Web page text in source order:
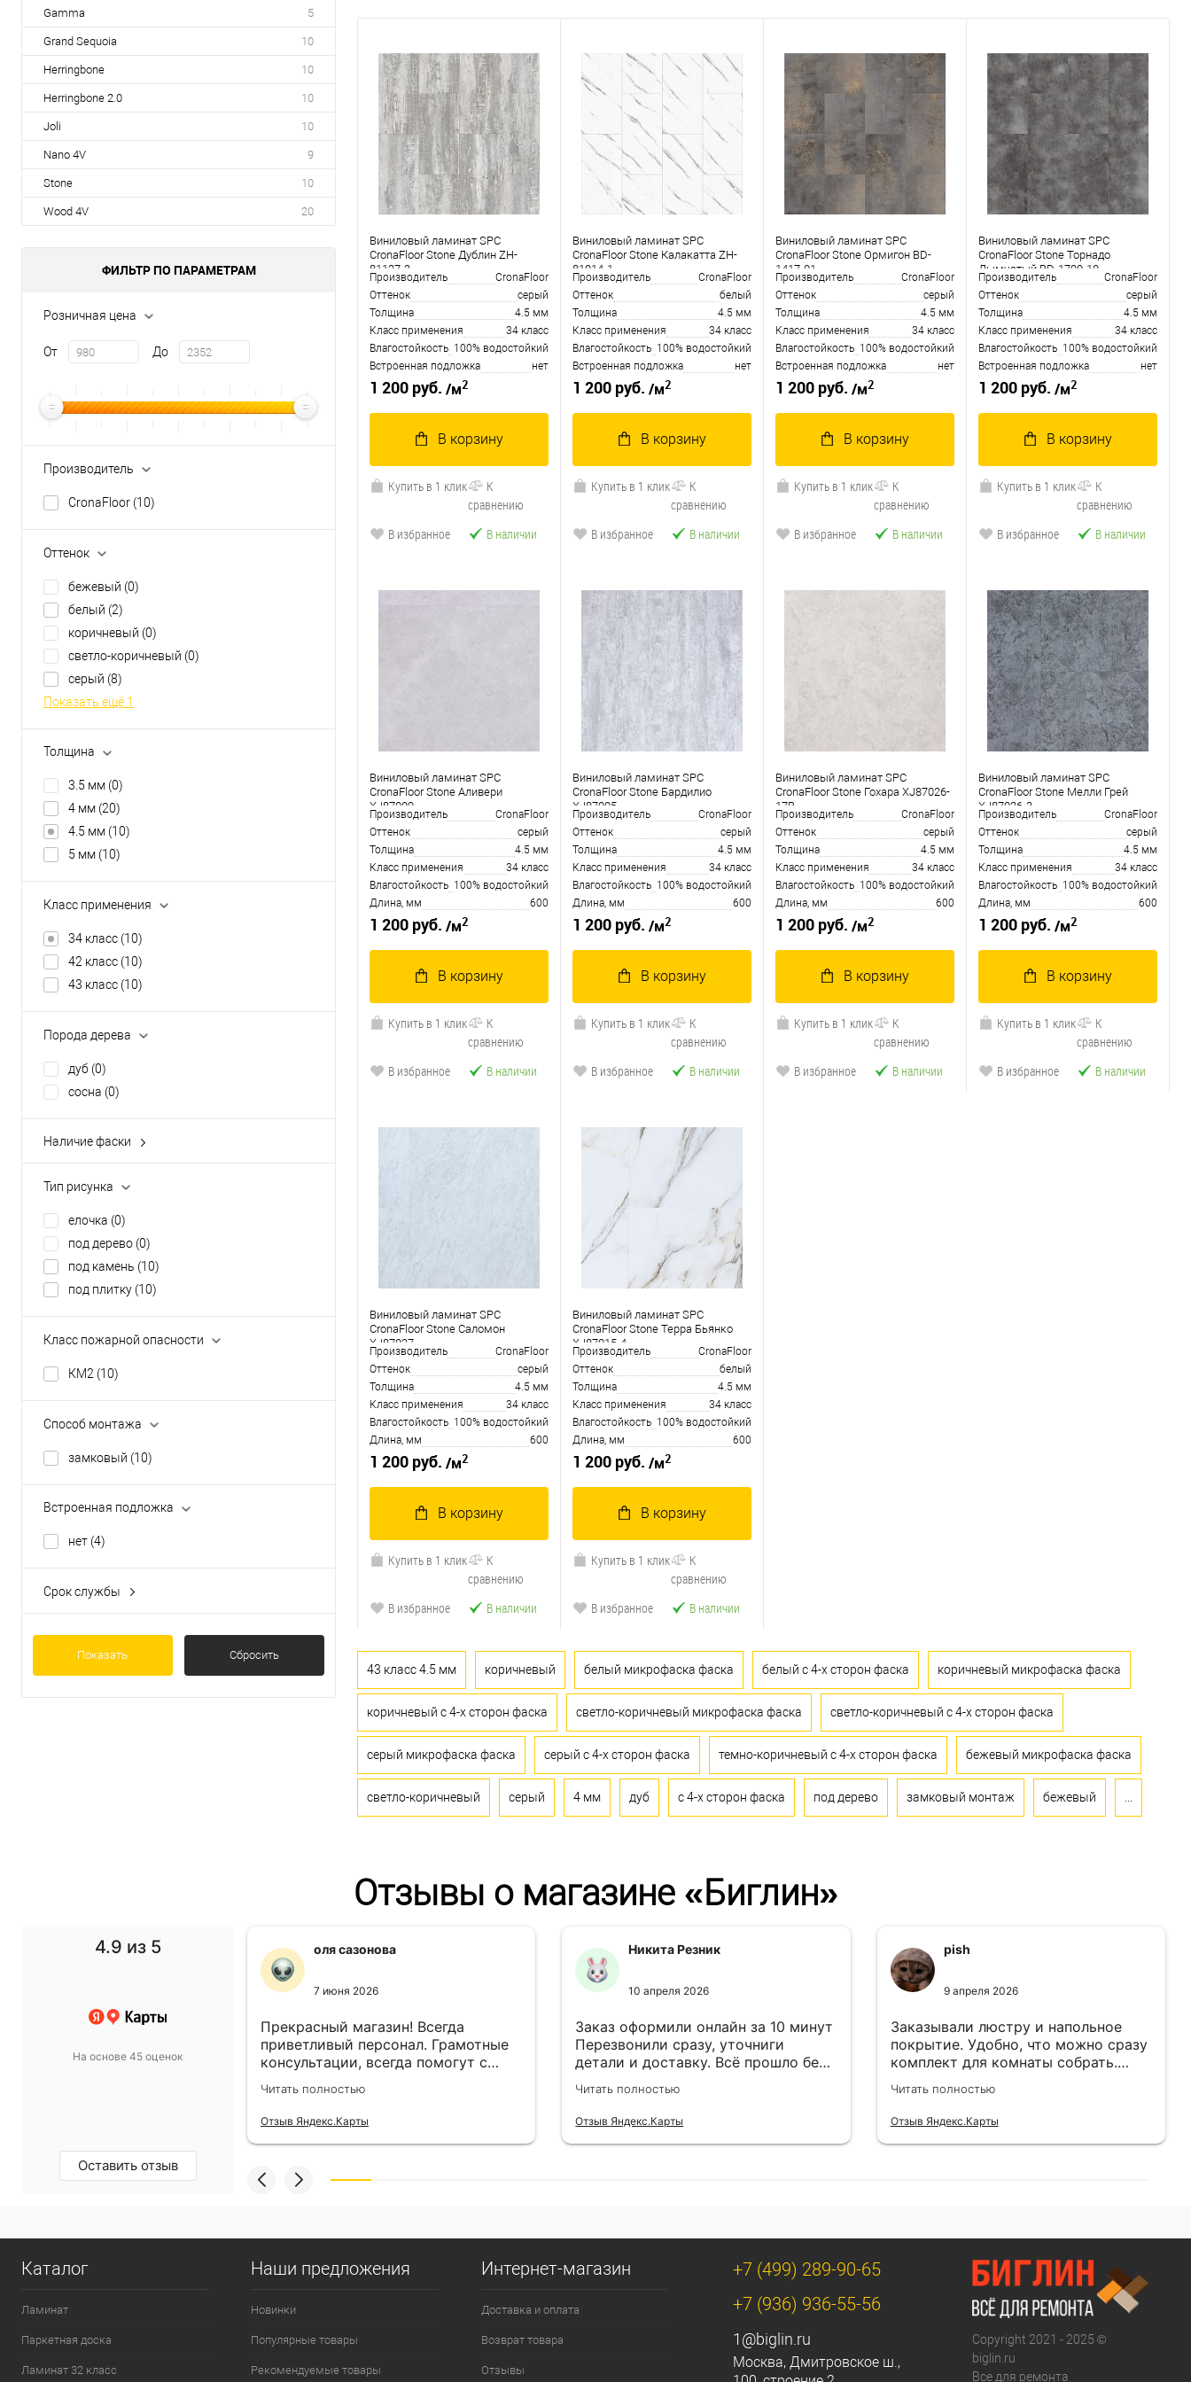
Gamma 5
Grand Sequoia 10
Herringbone 10
Herringbone 2.0 10
Joli 10
Nano 4V 9
Stone 10
Wood 4V 20
ФИЛЬТР ПО ПАРАМЕТРАМ
Розничная цена
От До
Производитель
CronaFloor (10)
Оттенок
бежевый (0)
белый (2)
коричневый (0)
светло-коричневый (0)
серый (8)
Показать ещё 1
Толщина
3.5 мм (0)
4 мм (20)
4.5 мм (10)
5 мм (10)
Класс применения
34 класс (10)
42 класс (10)
43 класс (10)
Порода дерева
дуб (0)
сосна (0)
Наличие фаски
микрофаска(0)
нет(10)
Тип рисунка
елочка (0)
под дерево (0)
под камень (10)
под плитку (10)
Класс пожарной опасности
КМ2 (10)
Способ монтажа
замковый (10)
Встроенная подложка
нет (4)
Срок службы
Показать Сбросить
Виниловый ламинат SPC
CronaFloor Stone Дублин ZH-
81127-2
Производитель
CronaFloor
Оттенок
серый
Толщина
4.5 мм
Класс применения
34 класс
Влагостойкость 100% водостойкий
Встроенная подложка
нет
1 200 руб. /м2
В корзину
Купить в 1 клик
К
сравнению
В избранное
В наличии
Виниловый ламинат SPC
CronaFloor Stone Калакатта ZH-
81014-1
Производитель
CronaFloor
Оттенок
белый
Толщина
4.5 мм
Класс применения
34 класс
Влагостойкость 100% водостойкий
Встроенная подложка
нет
1 200 руб. /м2
В корзину
Купить в 1 клик
К
сравнению
В избранное
В наличии
Виниловый ламинат SPC
CronaFloor Stone Ормигон BD-
1417-01
Производитель
CronaFloor
Оттенок
серый
Толщина
4.5 мм
Класс применения
34 класс
Влагостойкость 100% водостойкий
Встроенная подложка
нет
1 200 руб. /м2
В корзину
Купить в 1 клик
К
сравнению
В избранное
В наличии
Виниловый ламинат SPC
CronaFloor Stone Торнадо
Дымчатый BD-1790-10
Производитель
CronaFloor
Оттенок
серый
Толщина
4.5 мм
Класс применения
34 класс
Влагостойкость 100% водостойкий
Встроенная подложка
нет
1 200 руб. /м2
В корзину
Купить в 1 клик
К
сравнению
В избранное
В наличии
Виниловый ламинат SPC
CronaFloor Stone Аливери
XJ87009
Производитель
CronaFloor
Оттенок
серый
Толщина
4.5 мм
Класс применения
34 класс
Влагостойкость 100% водостойкий
Длина, мм
600
1 200 руб. /м2
В корзину
Купить в 1 клик
К
сравнению
В избранное
В наличии
Виниловый ламинат SPC
CronaFloor Stone Бардилио
XJ87005
Производитель
CronaFloor
Оттенок
серый
Толщина
4.5 мм
Класс применения
34 класс
Влагостойкость 100% водостойкий
Длина, мм
600
1 200 руб. /м2
В корзину
Купить в 1 клик
К
сравнению
В избранное
В наличии
Виниловый ламинат SPC
CronaFloor Stone Гохара XJ87026-
17B
Производитель
CronaFloor
Оттенок
серый
Толщина
4.5 мм
Класс применения
34 класс
Влагостойкость 100% водостойкий
Длина, мм
600
1 200 руб. /м2
В корзину
Купить в 1 клик
К
сравнению
В избранное
В наличии
Виниловый ламинат SPC
CronaFloor Stone Мелли Грей
XJ87026-3
Производитель
CronaFloor
Оттенок
серый
Толщина
4.5 мм
Класс применения
34 класс
Влагостойкость 100% водостойкий
Длина, мм
600
1 200 руб. /м2
В корзину
Купить в 1 клик
К
сравнению
В избранное
В наличии
Виниловый ламинат SPC
CronaFloor Stone Саломон
XJ87027
Производитель
CronaFloor
Оттенок
серый
Толщина
4.5 мм
Класс применения
34 класс
Влагостойкость 100% водостойкий
Длина, мм
600
1 200 руб. /м2
В корзину
Купить в 1 клик
К
сравнению
В избранное
В наличии
Виниловый ламинат SPC
CronaFloor Stone Терра Бьянко
XJ87015-4
Производитель
CronaFloor
Оттенок
белый
Толщина
4.5 мм
Класс применения
34 класс
Влагостойкость 100% водостойкий
Длина, мм
600
1 200 руб. /м2
В корзину
Купить в 1 клик
К
сравнению
В избранное
В наличии
43 класс 4.5 мм коричневый белый микрофаска фаска белый с 4-х сторон фаска коричневый микрофаска фаска
коричневый с 4-х сторон фаска светло-коричневый микрофаска фаска светло-коричневый с 4-х сторон фаска
серый микрофаска фаска серый с 4-х сторон фаска темно-коричневый с 4-х сторон фаска бежевый микрофаска фаска
светло-коричневый серый 4 мм дуб с 4-х сторон фаска под дерево замковый монтаж бежевый ...
Отзывы о магазине «Биглин»
4.9 из 5
На основе 45 оценок
Оставить отзыв
просто супер!
какой хотели.
оля сазонова
7 июня 2026
Прекрасный магазин! Всегда
приветливый персонал. Грамотные
консультации, всегда помогут с
выбором! Всё привезли в
назначенный день!
Читать полностью
Отзыв Яндекс.Карты
Никита Резник
10 апреля 2026
Заказ оформили онлайн за 10 минут
Перезвонили сразу, уточниги
детали и доставку. Всё прошло без
лишней суеты.
Читать полностью
Отзыв Яндекс.Карты
pish
9 апреля 2026
Заказывали люстру и напольное
покрытие. Удобно, что можно сразу
комплект для комнаты собрать.
Цены адекватные.
Читать полностью
Отзыв Яндекс.Карты
Каталог
Ламинат
Паркетная доска
Ламинат 32 класс
Наши предложения
Новинки
Популярные товары
Рекомендуемые товары
Интернет-магазин
Доставка и оплата
Возврат товара
Отзывы
+7 (499) 289-90-65
+7 (936) 936-55-56
1@biglin.ru
Москва, Дмитровское ш.,
Copyright 2021 - 2025 ©
biglin.ru
Все для ремонта